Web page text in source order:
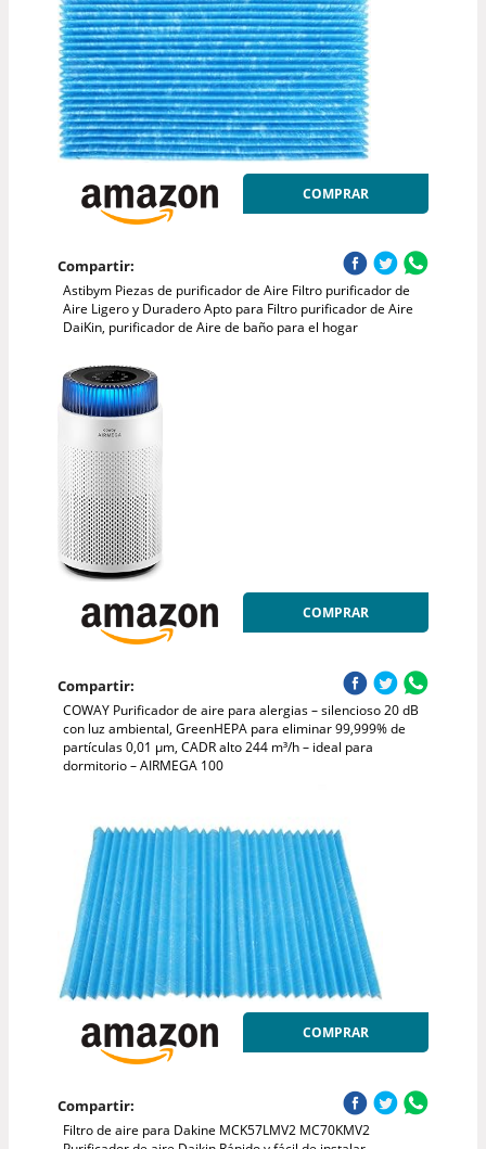
COMPRAR
Compartir:
Astibym Piezas de purificador de Aire Filtro purificador de
Aire Ligero y Duradero Apto para Filtro purificador de Aire
DaiKin, purificador de Aire de baño para el hogar
COMPRAR
Compartir:
COWAY Purificador de aire para alergias – silencioso 20 dB
con luz ambiental, GreenHEPA para eliminar 99,999% de
partículas 0,01 µm, CADR alto 244 m³/h – ideal para
dormitorio – AIRMEGA 100
COMPRAR
Compartir:
Filtro de aire para Dakine MCK57LMV2 MC70KMV2